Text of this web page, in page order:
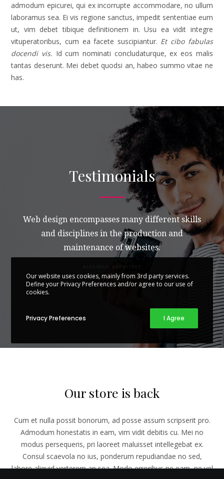
admodum epicurei, qui ex incorrupte accommodare, no ullum
laboramus sea. Ei vis regione sanctus, impedit sententiae eum
ut, vim debet tibique definitionem in. Usu ea vidit integre
vituperatoribus, cum ea facete suscipiantur. Et cibo fabulas
docendi vis. Id cum nominati concludaturque, ex eos malis
tantas deserunt. Mei debet quodsi an, habeo summo vitae ne
has.
Testimonials
Web design encompasses many different skills
and disciplines in the production and
maintenance of websites.
ALEX BOLD, ARCHITECT
Our store is back
Cum et nulla possit bonorum, ad posse assum scripserit pro.
Admodum honestatis in eam, vim vidit debitis cu. Mei no
modus persequeris, pri laoreet maluisset intellegebat ex.
Consul scaevola no ius, ponderum repudiandae no sed,
labore aliquid verterem an sea. Modo erroribus ne eam, ne vel
Our website uses cookies, mainly from 3rd party services.
Define your Privacy Preferences and/or agree to our use of
cookies.
Privacy Preferences I Agree